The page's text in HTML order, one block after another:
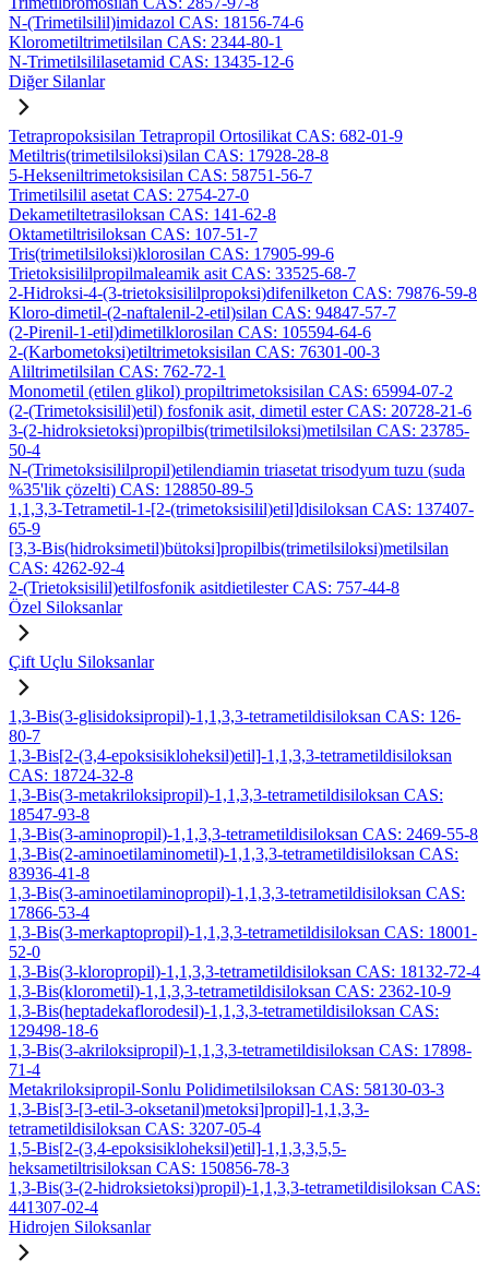
N-(Trimetilsilil)imidazol CAS: 18156-74-6
Klorometiltrimetilsilan CAS: 2344-80-1
N-Trimetilsililasetamid CAS: 13435-12-6
Diğer Silanlar
Tetrapropoksisilan Tetrapropil Ortosilikat CAS: 682-01-9
Metiltris(trimetilsiloksi)silan CAS: 17928-28-8
5-Hekseniltrimetoksisilan CAS: 58751-56-7
Trimetilsilil asetat CAS: 2754-27-0
Dekametiltetrasiloksan CAS: 141-62-8
Oktametiltrisiloksan CAS: 107-51-7
Tris(trimetilsiloksi)klorosilan CAS: 17905-99-6
Trietoksisililpropilmaleamik asit CAS: 33525-68-7
2-Hidroksi-4-(3-trietoksisililpropoksi)difenilketon CAS: 79876-59-8
Kloro-dimetil-(2-naftalenil-2-etil)silan CAS: 94847-57-7
(2-Pirenil-1-etil)dimetilklorosilan CAS: 105594-64-6
2-(Karbometoksi)etiltrimetoksisilan CAS: 76301-00-3
Aliltrimetilsilan CAS: 762-72-1
Monometil (etilen glikol) propiltrimetoksisilan CAS: 65994-07-2
(2-(Trimetoksisilil)etil) fosfonik asit, dimetil ester CAS: 20728-21-6
3-(2-hidroksietoksi)propilbis(trimetilsiloksi)metilsilan CAS: 23785-
50-4
N-(Trimetoksisililpropil)etilendiamin triasetat trisodyum tuzu (suda
%35'lik çözelti) CAS: 128850-89-5
1,1,3,3-Tetrametil-1-[2-(trimetoksisilil)etil]disiloksan CAS: 137407-
65-9
[3,3-Bis(hidroksimetil)bütoksi]propilbis(trimetilsiloksi)metilsilan
CAS: 4262-92-4
2-(Trietoksisilil)etilfosfonik asitdietilester CAS: 757-44-8
Özel Siloksanlar
Çift Uçlu Siloksanlar
1,3-Bis(3-glisidoksipropil)-1,1,3,3-tetrametildisiloksan CAS: 126-
80-7
1,3-Bis[2-(3,4-epoksisikloheksil)etil]-1,1,3,3-tetrametildisiloksan
CAS: 18724-32-8
1,3-Bis(3-metakriloksipropil)-1,1,3,3-tetrametildisiloksan CAS:
18547-93-8
1,3-Bis(3-aminopropil)-1,1,3,3-tetrametildisiloksan CAS: 2469-55-8
1,3-Bis(2-aminoetilaminometil)-1,1,3,3-tetrametildisiloksan CAS:
83936-41-8
1,3-Bis(3-aminoetilaminopropil)-1,1,3,3-tetrametildisiloksan CAS:
17866-53-4
1,3-Bis(3-merkaptopropil)-1,1,3,3-tetrametildisiloksan CAS: 18001-
52-0
1,3-Bis(3-kloropropil)-1,1,3,3-tetrametildisiloksan CAS: 18132-72-4
1,3-Bis(klorometil)-1,1,3,3-tetrametildisiloksan CAS: 2362-10-9
1,3-Bis(heptadekaflorodesil)-1,1,3,3-tetrametildisiloksan CAS:
129498-18-6
1,3-Bis(3-akriloksipropil)-1,1,3,3-tetrametildisiloksan CAS: 17898-
71-4
Metakriloksipropil-Sonlu Polidimetilsiloksan CAS: 58130-03-3
1,3-Bis[3-[3-etil-3-oksetanil)metoksi]propil]-1,1,3,3-
tetrametildisiloksan CAS: 3207-05-4
1,5-Bis[2-(3,4-epoksisikloheksil)etil]-1,1,3,3,5,5-
heksametiltrisiloksan CAS: 150856-78-3
1,3-Bis(3-(2-hidroksietoksi)propil)-1,1,3,3-tetrametildisiloksan CAS:
441307-02-4
Hidrojen Siloksanlar